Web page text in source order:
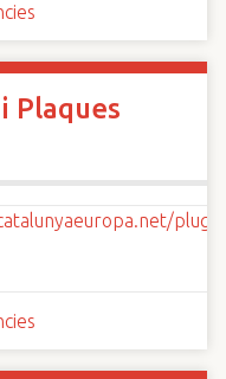
Plaques